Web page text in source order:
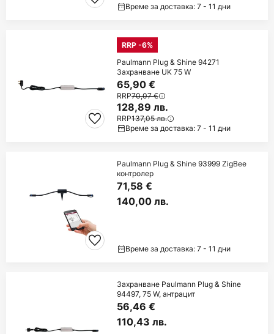
Време за доставка: 7 - 11 дни
RRP -6%
Paulmann Plug & Shine 94271
Захранване UK 75 W
65,90 €
RRP70,07 €
128,89 лв.
RRP137,05 лв.
Време за доставка: 7 - 11 дни
Paulmann Plug & Shine 93999 ZigBee
контролер
71,58 €
140,00 лв.
Време за доставка: 7 - 11 дни
Захранване Paulmann Plug & Shine
94497, 75 W, антрацит
56,46 €
110,43 лв.